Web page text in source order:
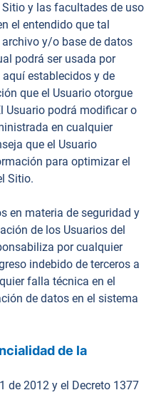
y las facultades de uso
el entendido que tal
y/o base de datos
podrá ser usada por
establecidos y de
que el Usuario otorgue
Usuario podrá modificar o
en cualquier
que el Usuario
para optimizar el
Sitio.
en materia de seguridad y
de los Usuarios del
por cualquier
indebido de terceros a
falla técnica en el
de datos en el sistema
de la
de 2012 y el Decreto 1377